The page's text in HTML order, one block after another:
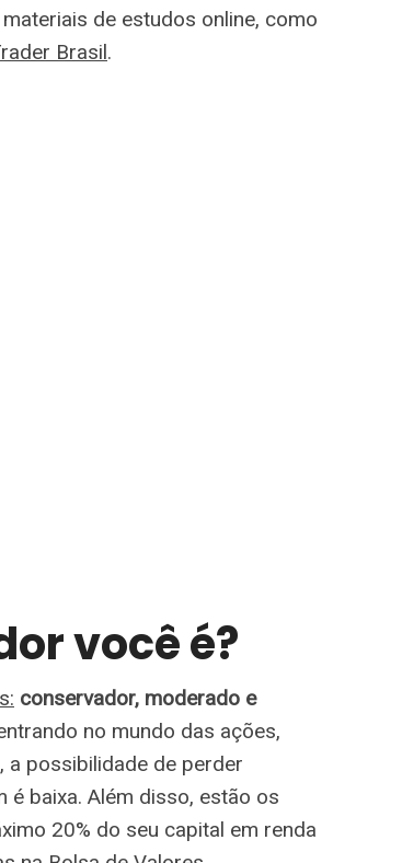
de estudos online, como
Brasil.
você é?
conservador, moderado e
no mundo das ações,
a possibilidade de perder
é baixa. Além disso, estão os
20% do seu capital em renda